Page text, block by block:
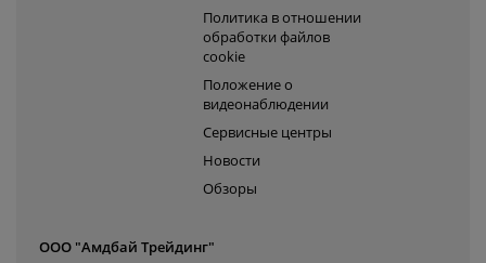
Политика в отношении
обработки файлов
cookie
Положение о
видеонаблюдении
Сервисные центры
Новости
Обзоры
ООО "Амдбай Трейдинг"